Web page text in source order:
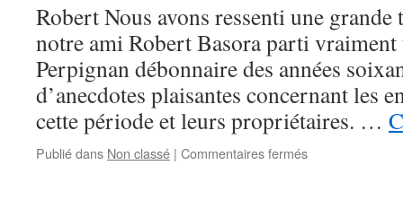
Robert Nous avons ressenti une grande
notre ami Robert Basora parti
Perpignan débonnaire des années
d’anecdotes plaisantes concernant les
cette période et leurs propriétaires. …
Publié dans Non classé | Commentaires ferméssur